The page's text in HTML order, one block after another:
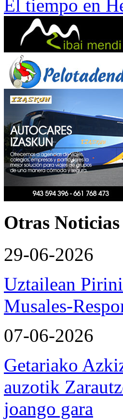
El tiempo en
Otras Noticias
29-06-2026
Uztailean
Musales-
07-06-2026
Getariako
auzotik
joango gara